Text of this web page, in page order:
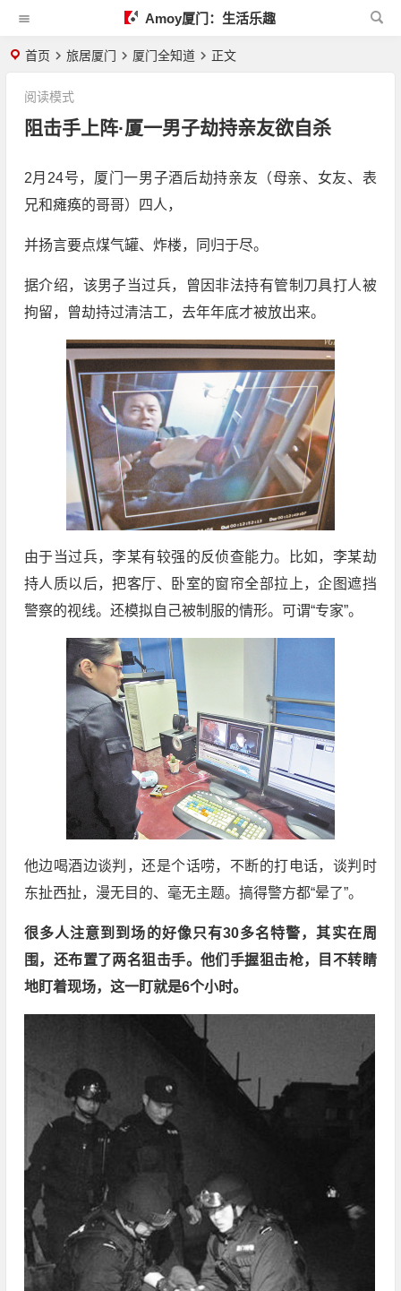
Amoy厦门：生活乐趣
首页 旅居厦门 厦门全知道 正文
阻击手上阵·厦一男子劫持亲友欲自杀
阅读模式
2月24号，厦门一男子酒后劫持亲友（母亲、女友、表
兄和瘫痪的哥哥）四人，
并扬言要点煤气罐、炸楼，同归于尽。
据介绍，该男子当过兵，曾因非法持有管制刀具打人被
拘留，曾劫持过清洁工，去年年底才被放出来。
由于当过兵，李某有较强的反侦查能力。比如，李某劫
持人质以后，把客厅、卧室的窗帘全部拉上，企图遮挡
警察的视线。还模拟自己被制服的情形。可谓“专家”。
他边喝酒边谈判，还是个话唠，不断的打电话，谈判时
东扯西扯，漫无目的、毫无主题。搞得警方都“晕了”。
很多人注意到到场的好像只有30多名特警，其实在周
围，还布置了两名狙击手。他们手握狙击枪，目不转睛
地盯着现场，这一盯就是6个小时。